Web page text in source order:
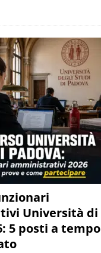
Università di
5 posti a tempo